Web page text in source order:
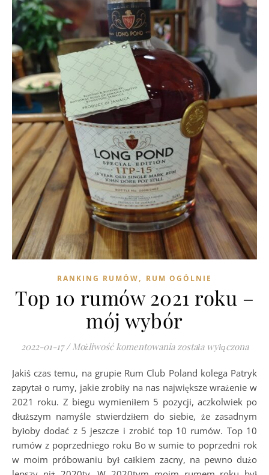
RANKING RUMÓW, RUM OGÓLNIE
Top 10 rumów 2021 roku –
mój wybór
2022-01-17 / Możliwość komentowania Top 10 rumów 2021
została wyłączona
Jakiś czas temu, na grupie Rum Club Poland kolega Patryk
zapytał o rumy, jakie zrobiły na nas największe wrażenie w
2021 roku. Z biegu wymieniłem 5 pozycji, aczkolwiek po
dłuższym namyśle stwierdziłem do siebie, że zasadnym
byłoby dodać z 5 jeszcze i zrobić top 10 rumów. Top 10
rumów z poprzedniego roku Bo w sumie to poprzedni rok
w moim próbowaniu był całkiem zacny, na pewno dużo